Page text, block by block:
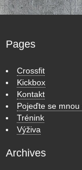
Pages
Crossfit
Kickbox
Kontakt
Pojeďte se
Trénink
Výživa
Archives